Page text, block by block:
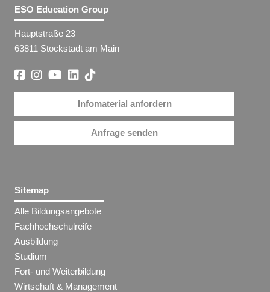
ESO Education Group
Hauptstraße 23
63811 Stockstadt am Main
Infomaterial anfordern
Anfrage senden
Sitemap
Alle Bildungsangebote
Fachhochschulreife
Ausbildung
Studium
Fort- und Weiterbildung
Wirtschaft & Management